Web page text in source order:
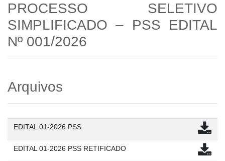
PROCESSO SELETIVO
SIMPLIFICADO – PSS EDITAL
Nº 001/2026
Arquivos
EDITAL 01-2026 PSS
EDITAL 01-2026 PSS RETIFICADO